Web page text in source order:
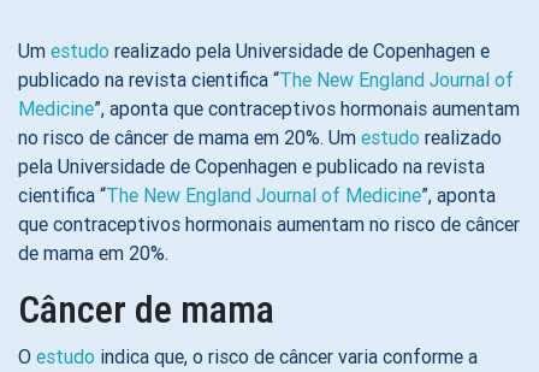
Um estudo realizado pela Universidade de Copenhagen e
publicado na revista cientifica “The New England Journal of
Medicine”, aponta que contraceptivos hormonais aumentam
no risco de câncer de mama em 20%. Um estudo realizado
pela Universidade de Copenhagen e publicado na revista
cientifica “The New England Journal of Medicine”, aponta
que contraceptivos hormonais aumentam no risco de câncer
de mama em 20%.
Câncer de mama
O estudo indica que, o risco de câncer varia conforme a